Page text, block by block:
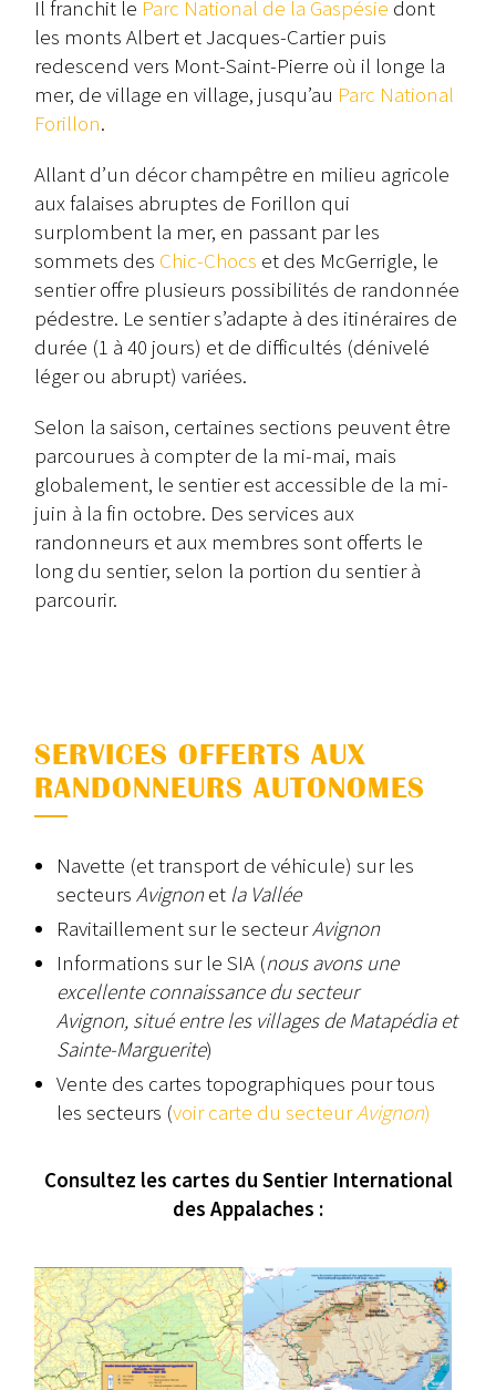
Il franchit le Parc National de la Gaspésie dont
les monts Albert et Jacques-Cartier puis
redescend vers Mont-Saint-Pierre où il longe la
mer, de village en village, jusqu’au Parc National
Forillon.
Allant d’un décor champêtre en milieu agricole
aux falaises abruptes de Forillon qui
surplombent la mer, en passant par les
sommets des Chic-Chocs et des McGerrigle, le
sentier offre plusieurs possibilités de randonnée
pédestre. Le sentier s’adapte à des itinéraires de
durée (1 à 40 jours) et de difficultés (dénivelé
léger ou abrupt) variées.
​Selon la saison, certaines sections peuvent être
parcourues à compter de la mi-mai, mais
globalement, le sentier est accessible de la mi-
juin à la fin octobre. Des services aux
randonneurs et aux membres sont offerts le
long du sentier, selon la portion du sentier à
parcourir.
SERVICES OFFERTS AUX
RANDONNEURS AUTONOMES
Navette (et transport de véhicule) sur les
secteurs Avignonet la Vallée
Ravitaillement sur le secteurAvignon
Informations sur le SIA (nous avons une
excellente connaissance du secteur
Avignon, situé entre les villages de Matapédia et
Sainte-Marguerite)
Vente des cartes topographiques pour tous
les secteurs (voir carte du secteurAvignon)
Consultez les cartes du Sentier International
des Appalaches :